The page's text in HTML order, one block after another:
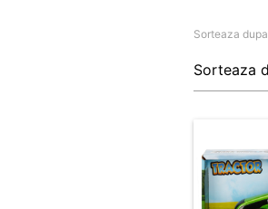
Sorteaza dupa